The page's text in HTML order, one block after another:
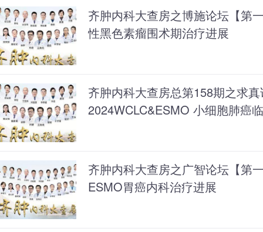
齐肿内科大查房之博施论坛【第
性黑色素瘤围术期治疗进展
齐肿内科大查房总第158期之求
2024WCLC&ESMO 小细胞肺癌
齐肿内科大查房之广智论坛【第
ESMO胃癌内科治疗进展